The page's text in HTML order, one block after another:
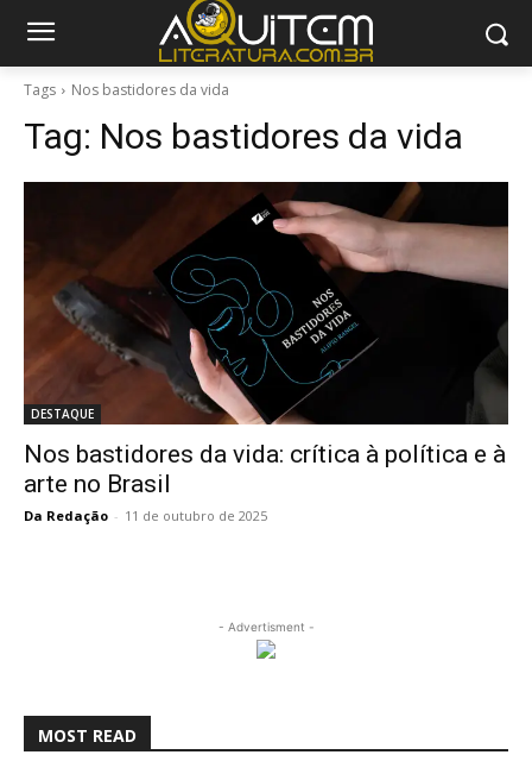
Tags Nos bastidores da vida
Tag: Nos bastidores da vida
DESTAQUE
Nos bastidores da vida: crítica à política e à
arte no Brasil
Da Redação - 11 de outubro de 2025
- Advertisment -
MOST READ